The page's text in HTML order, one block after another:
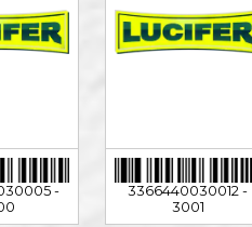
-
3366440030012 -
3001